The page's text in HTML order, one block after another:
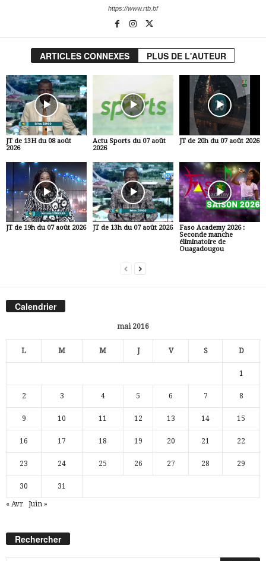
https://www.rtb.bf
ARTICLES CONNEXES PLUS DE L'AUTEUR
JT de 13H du 08 août
2026
Actu Sports du 07 août
2026
JT de 20h du 07 août 2026
JT de 19h du 07 août 2026 JT de 13h du 07 août 2026
Faso Academy 2026 :
Seconde manche
éliminatoire de
Ouagadougou
Calendrier
mai 2016
L M M J V S D
1
2 3 4 5 6 7 8
9 10 11 12 13 14 15
16 17 18 19 20 21 22
23 24 25 26 27 28 29
30 31
« Avr Juin »
Rechercher